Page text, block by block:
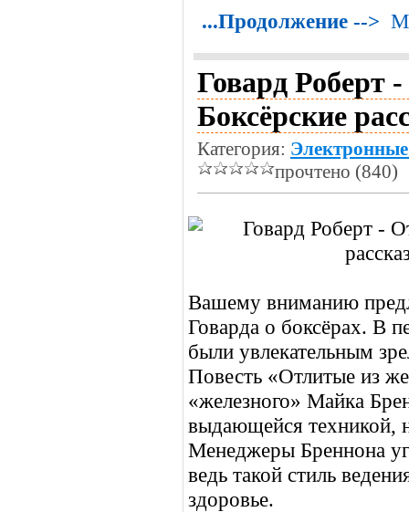
...Продолжение -->
Говард Роберт
Боксёрские
Категория:
прочтено (840)
Вашему вниманию
Говарда о боксёрах. В
были увлекательным
Повесть «Отлитые из
«железного» Майка
выдающейся техникой,
Менеджеры Бреннона
ведь такой стиль
здоровье.